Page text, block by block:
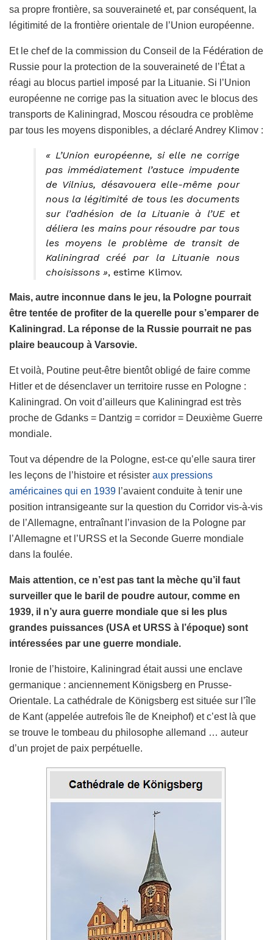
sa propre frontière, sa souveraineté et, par conséquent, la
légitimité de la frontière orientale de l’Union européenne.
Et le chef de la commission du Conseil de la Fédération de
Russie pour la protection de la souveraineté de l’État a
réagi au blocus partiel imposé par la Lituanie. Si l’Union
européenne ne corrige pas la situation avec le blocus des
transports de Kaliningrad, Moscou résoudra ce problème
par tous les moyens disponibles, a déclaré Andrey Klimov :
« L’Union européenne, si elle ne corrige
pas immédiatement l’astuce impudente
de Vilnius, désavouera elle-même pour
nous la légitimité de tous les documents
sur l’adhésion de la Lituanie à l’UE et
déliera les mains pour résoudre par tous
les moyens le problème de transit de
Kaliningrad créé par la Lituanie nous
choisissons », estime Klimov.
Mais, autre inconnue dans le jeu, la Pologne pourrait
être tentée de profiter de la querelle pour s’emparer de
Kaliningrad. La réponse de la Russie pourrait ne pas
plaire beaucoup à Varsovie.
Et voilà, Poutine peut-être bientôt obligé de faire comme
Hitler et de désenclaver un territoire russe en Pologne :
Kaliningrad. On voit d’ailleurs que Kaliningrad est très
proche de Gdanks = Dantzig = corridor = Deuxième Guerre
mondiale.
Tout va dépendre de la Pologne, est-ce qu’elle saura tirer
les leçons de l’histoire et résister aux pressions
américaines qui en 1939 l’avaient conduite à tenir une
position intransigeante sur la question du Corridor vis-à-vis
de l’Allemagne, entraînant l’invasion de la Pologne par
l’Allemagne et l’URSS et la Seconde Guerre mondiale
dans la foulée.
Mais attention, ce n’est pas tant la mèche qu’il faut
surveiller que le baril de poudre autour, comme en
1939, il n’y aura guerre mondiale que si les plus
grandes puissances (USA et URSS à l’époque) sont
intéressées par une guerre mondiale.
Ironie de l’histoire, Kaliningrad était aussi une enclave
germanique : anciennement Königsberg en Prusse-
Orientale. La cathédrale de Königsberg est située sur l’île
de Kant (appelée autrefois île de Kneiphof) et c’est là que
se trouve le tombeau du philosophe allemand … auteur
d’un projet de paix perpétuelle.